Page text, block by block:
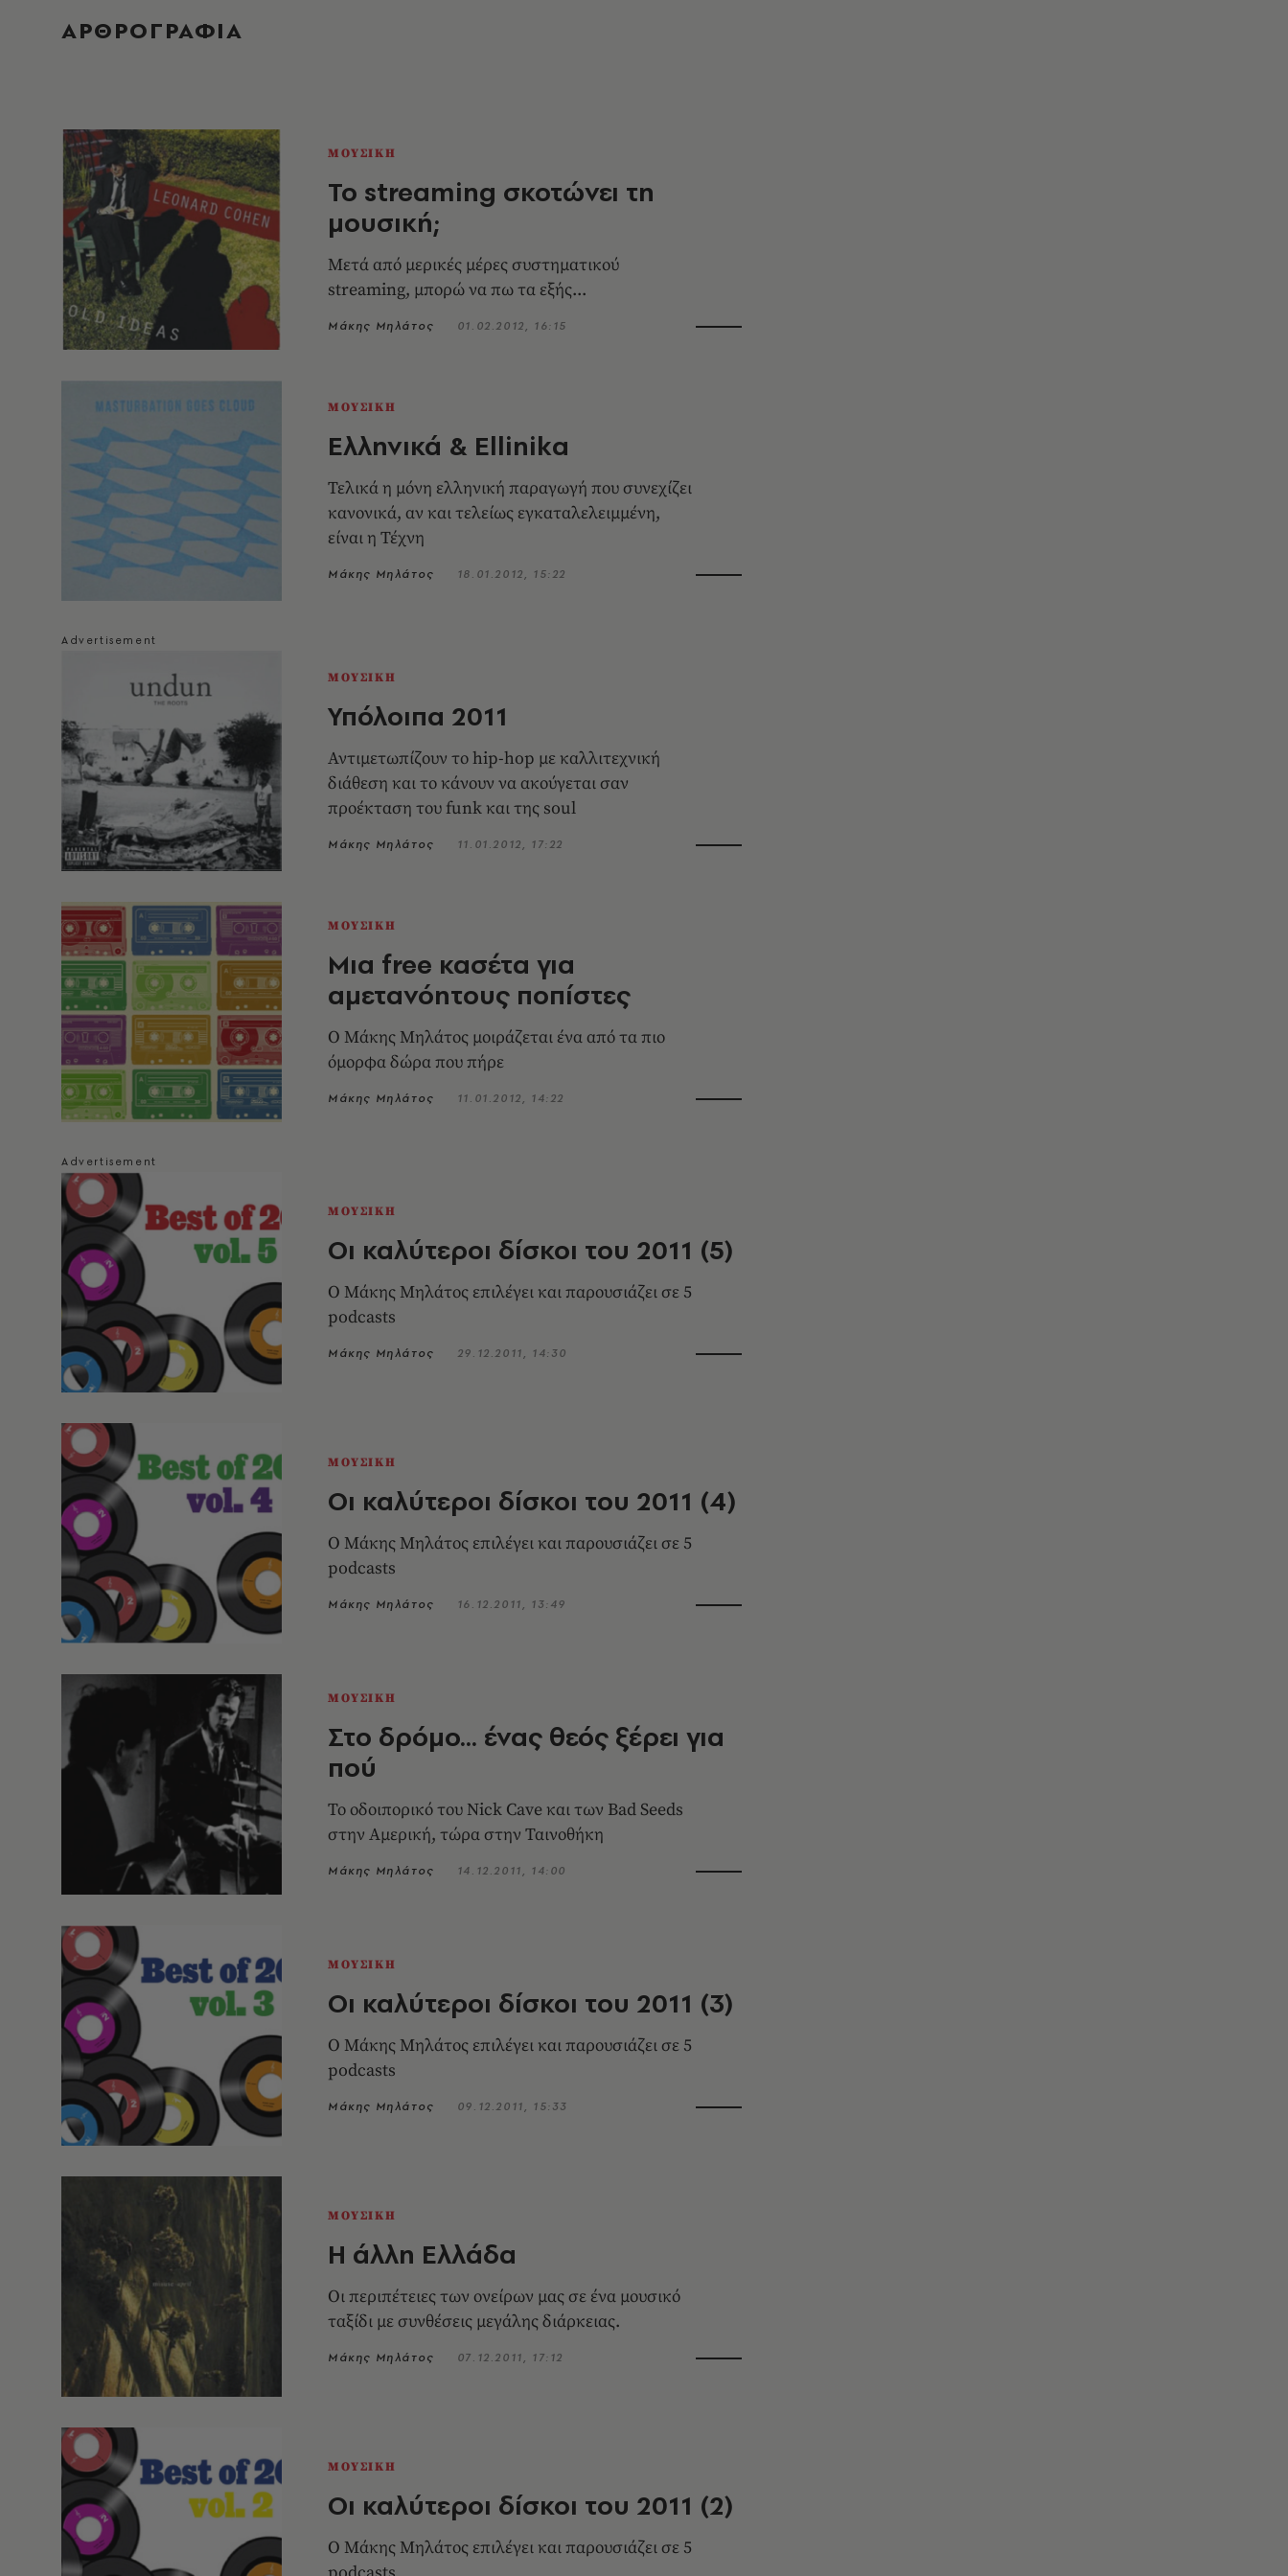
ΑΡΘΡΟΓΡΑΦΙΑ
ΜΟΥΣΙΚΗ
To streaming σκοτώνει τη
μουσική;
Μετά από μερικές μέρες συστηματικού
streaming, μπορώ να πω τα εξής...
Μάκης Μηλάτος 01.02.2012, 16:15
ΜΟΥΣΙΚΗ
Ελληνικά & Ellinika
Τελικά η μόνη ελληνική παραγωγή που συνεχίζει
κανονικά, αν και τελείως εγκαταλελειμμένη,
είναι η Τέχνη
Μάκης Μηλάτος 18.01.2012, 15:22
ΜΟΥΣΙΚΗ
Υπόλοιπα 2011
Αντιμετωπίζουν το hip-hop με καλλιτεχνική
διάθεση και το κάνουν να ακούγεται σαν
προέκταση του funk και της soul
Μάκης Μηλάτος 11.01.2012, 17:22
ΜΟΥΣΙΚΗ
Μια free κασέτα για
αμετανόητους ποπίστες
Ο Μάκης Μηλάτος μοιράζεται ένα από τα πιο
όμορφα δώρα που πήρε
Μάκης Μηλάτος 11.01.2012, 14:22
ΜΟΥΣΙΚΗ
Οι καλύτεροι δίσκοι του 2011 (5)
Ο Μάκης Μηλάτος επιλέγει και παρουσιάζει σε 5
podcasts
Μάκης Μηλάτος 29.12.2011, 14:30
ΜΟΥΣΙΚΗ
Οι καλύτεροι δίσκοι του 2011 (4)
Ο Μάκης Μηλάτος επιλέγει και παρουσιάζει σε 5
podcasts
Μάκης Μηλάτος 16.12.2011, 13:49
ΜΟΥΣΙΚΗ
Στο δρόμο... ένας θεός ξέρει για
πού
Το οδοιπορικό του Nick Cave και των Bad Seeds
στην Αμερική, τώρα στην Ταινοθήκη
Μάκης Μηλάτος 14.12.2011, 14:00
ΜΟΥΣΙΚΗ
Οι καλύτεροι δίσκοι του 2011 (3)
Ο Μάκης Μηλάτος επιλέγει και παρουσιάζει σε 5
podcasts
Μάκης Μηλάτος 09.12.2011, 15:33
ΜΟΥΣΙΚΗ
Η άλλη Ελλάδα
Οι περιπέτειες των ονείρων μας σε ένα μουσικό
ταξίδι με συνθέσεις μεγάλης διάρκειας.
Μάκης Μηλάτος 07.12.2011, 17:12
ΜΟΥΣΙΚΗ
Οι καλύτεροι δίσκοι του 2011 (2)
Ο Μάκης Μηλάτος επιλέγει και παρουσιάζει σε 5